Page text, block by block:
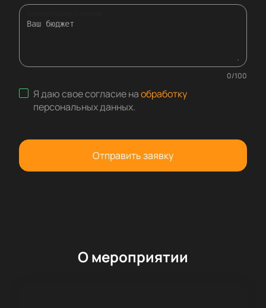
0/100
Я даю свое согласие наобработку
персональных данных.
Отправить заявку
О мероприятии